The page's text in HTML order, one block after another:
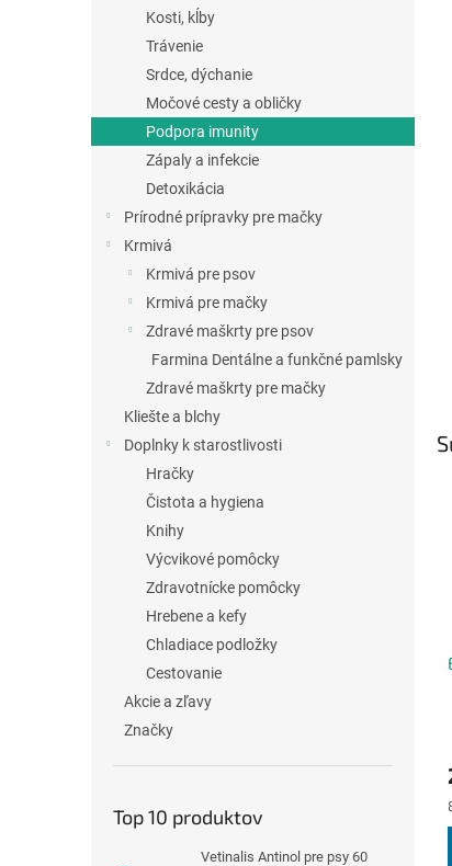
Kosti, kĺby
Trávenie
Srdce, dýchanie
Močové cesty a obličky
Podpora imunity
Zápaly a infekcie
Detoxikácia
Prírodné prípravky pre mačky
Krmivá
Krmivá pre psov
Krmivá pre mačky
Zdravé maškrty pre psov
Farmina Dentálne a funkčné pamlsky
Zdravé maškrty pre mačky
Kliešte a blchy
Doplnky k starostlivosti
Hračky
Čistota a hygiena
Knihy
Výcvikové pomôcky
Zdravotnícke pomôcky
Hrebene a kefy
Chladiace podložky
Cestovanie
Akcie a zľavy
Značky
Top 10 produktov
Vetinalis Antinol pre psy 60